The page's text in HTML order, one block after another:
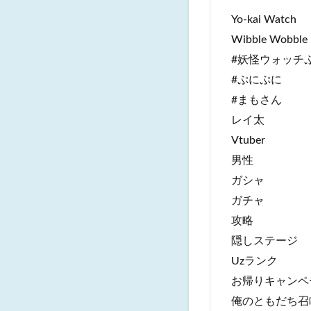
Yo-kai Watch
Wibble Wobble
#妖怪ウォッチ
#ぷにぷに
#まもさん
レイ太
Vtuber
男性
ガシャ
ガチャ
攻略
隠しステージ
Uzランク
お帰りキャンペ
俺のともだち